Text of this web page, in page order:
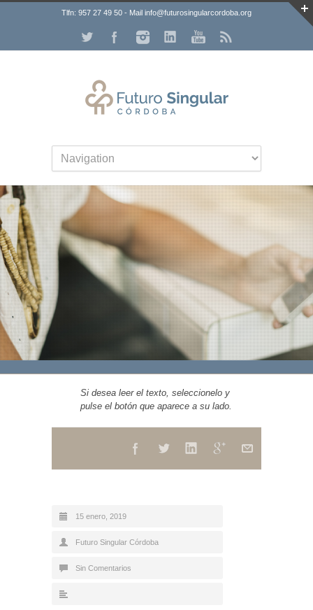
Tlfn: 957 27 49 50 - Mail info@futurosingularcordoba.org
Si desea leer el texto, seleccionelo y
pulse el botón que aparece a su lado.
15 enero, 2019
Futuro Singular Córdoba
Sin Comentarios